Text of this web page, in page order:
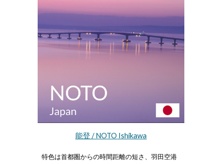
能登 / NOTO Ishikawa
特色は首都圏からの時間距離の短さ、羽田空港